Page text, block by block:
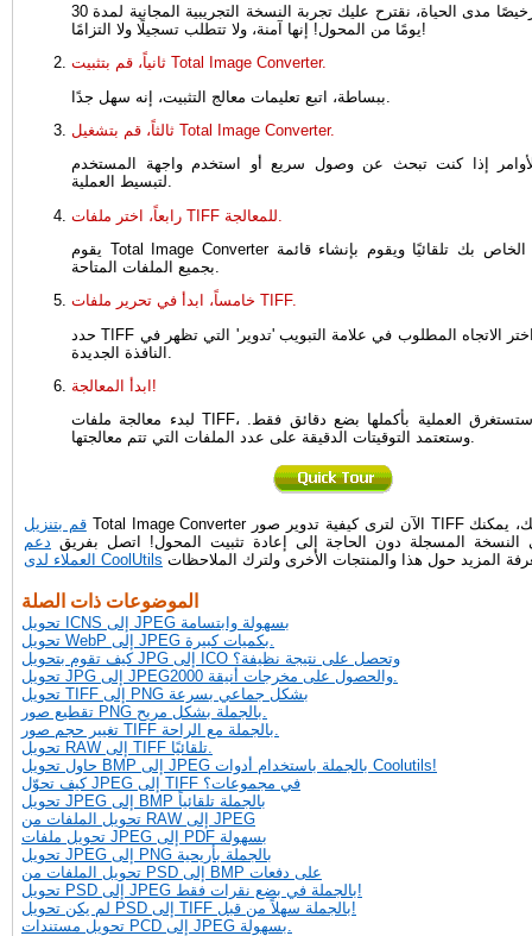
قبل أن تشتري ترخيصًا مدى الحياة، نقترح عليك تجربة النسخة التجريبية المجانية لمدة 30
يومًا من المحول! إنها آمنة، ولا تتطلب تسجيلًا ولا التزامًا!
ثانياً، قم بتثبيت Total Image Converter.
ثالثاً، قم بتشغيل Total Image Converter.
إذا كنت تبحث عن وصول سريع أو استخدم واجهة المستخدم
لتبسيط العملية.
يقوم Total Image Converter بفحص الكمبيوتر الخاص بك تلقائيًا ويقوم بإنشاء قائمة
خامساً، ابدأ في تحرير ملفات TIFF.
حدد TIFF كتنسيق الهدف واختر الاتجاه المطلوب في علامة التبويب 'تدوير' التي تظهر في
ابدأ المعالجة!
لبدء معالجة ملفات TIFF، انقر على 'ابدأ!' ستستغرق العملية بأكملها بضع دقائق فقط.
وستعتمد التوقيتات الدقيقة على عدد الملفات التي تتم معالجتها.
قم بتنزيلTotal Image Converter الآن لترى كيفية تدوير صور TIFF بالجملة! إذا أعجبك، يمكنك
النسخة المسجلة دون الحاجة إلى إعادة تثبيت المحول! اتصل بفريق دعم
العملاء لدى CoolUtils
الموضوعات ذات الصلة
تحويل ICNS إلى JPEG بسهولة وابتسامة
تحويل WebP إلى JPEG بكميات كبيرة.
كيف تقوم بتحويل JPG إلى ICO وتحصل على نتيجة نظيفة؟
تحويل JPG إلى JPEG2000 والحصول على مخرجات أنيقة.
تحويل TIFF إلى PNG بشكل جماعي بسرعة
تقطيع صور PNG بالجملة بشكل مريح.
تغيير حجم صور TIFF بالجملة مع الراحة.
تحويل RAW إلى TIFF تلقائيًا.
حاول تحويل BMP إلى JPEG بالجملة باستخدام أدوات Coolutils!
كيف تحوّل JPEG إلى TIFF في مجموعات؟
تحويل JPEG إلى BMP بالجملة تلقائياً
تحويل الملفات من RAW إلى JPEG
تحويل ملفات JPEG إلى PDF بسهولة
تحويل JPEG إلى PNG بالجملة بأريحية
تحويل الملفات من PSD إلى BMP على دفعات
تحويل PSD إلى JPEG بالجملة في بضع نقرات فقط!
لم يكن تحويل PSD إلى TIFF بالجملة سهلاً من قبل!
تحويل مستندات PCD إلى JPEG بسهولة.